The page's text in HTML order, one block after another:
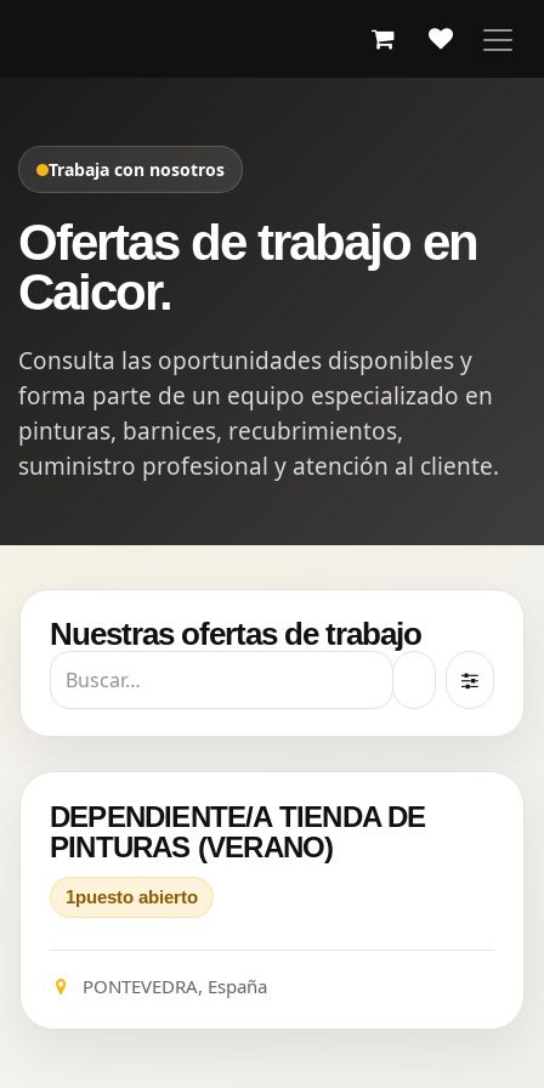
Trabaja con nosotros
Ofertas de trabajo en
Caicor.
Consulta las oportunidades disponibles y
forma parte de un equipo especializado en
pinturas, barnices, recubrimientos,
suministro profesional y atención al cliente.
Nuestras ofertas de trabajo
DEPENDIENTE/A TIENDA DE
PINTURAS (VERANO)
1puesto abierto
PONTEVEDRA, España